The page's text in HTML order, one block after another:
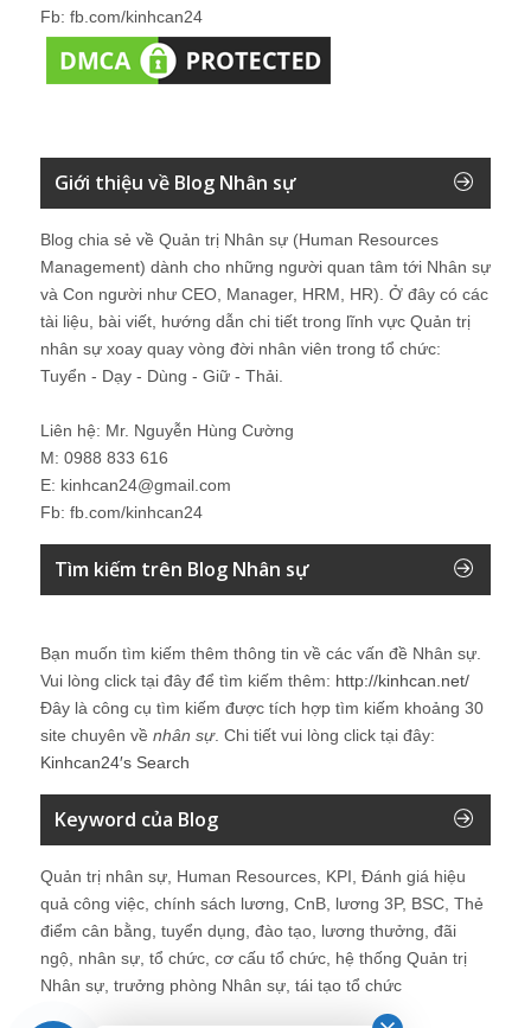
Fb: fb.com/kinhcan24
Giới thiệu về Blog Nhân sự
Blog chia sẻ về Quản trị Nhân sự (Human Resources
Management) dành cho những người quan tâm tới Nhân sự
và Con người như CEO, Manager, HRM, HR). Ở đây có các
tài liệu, bài viết, hướng dẫn chi tiết trong lĩnh vực Quản trị
nhân sự xoay quay vòng đời nhân viên trong tổ chức:
Tuyển - Dạy - Dùng - Giữ - Thải.
Liên hệ: Mr. Nguyễn Hùng Cường
M: 0988 833 616
E: kinhcan24@gmail.com
Fb: fb.com/kinhcan24
Tìm kiếm trên Blog Nhân sự
Bạn muốn tìm kiếm thêm thông tin về các vấn đề Nhân sự
Vui lòng click tại đây để tìm kiếm thêm: http://kinhcan.net/
Đây là công cụ tìm kiếm được tích hợp tìm kiếm khoảng 30
site chuyên về nhân sự. Chi tiết vui lòng click tại đây:
Kinhcan24′s Search
Keyword của Blog
Quản trị nhân sự, Human Resources, KPI, Đánh giá hiệu
quả công việc, chính sách lương, CnB, lương 3P, BSC, Thẻ
điểm cân bằng, tuyển dụng, đào tạo, lương thưởng, đãi
ngộ, nhân sự, tổ chức, cơ cấu tổ chức, hệ thống Quản trị
Nhân sự, trưởng phòng Nhân sự, tái tạo tổ chức